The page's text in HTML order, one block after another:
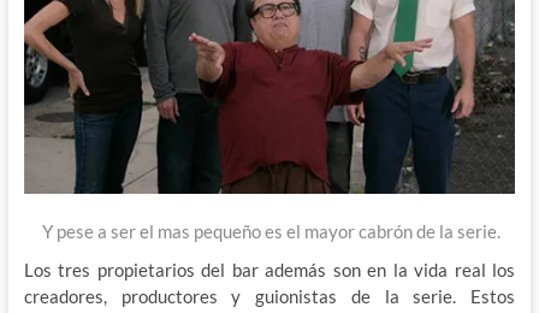
Y pese a ser el mas pequeño es el mayor cabrón de la serie.
Los tres propietarios del bar además son en la vida real los
creadores, productores y guionistas de la serie. Estos